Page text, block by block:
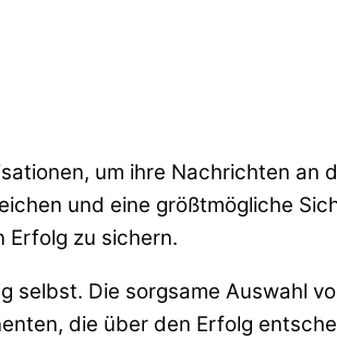
um ihre Nachrichten an
und eine größtmögliche
Erfolg zu sichern.
selbst. Die sorgsame Auswahl
die über den Erfolg